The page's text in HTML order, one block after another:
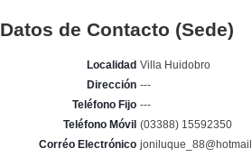
Datos de Contacto (Sede)
Localidad Villa Huidobro
Dirección ---
Teléfono Fijo ---
Teléfono Móvil (03388) 15592350
Corréo Electrónico